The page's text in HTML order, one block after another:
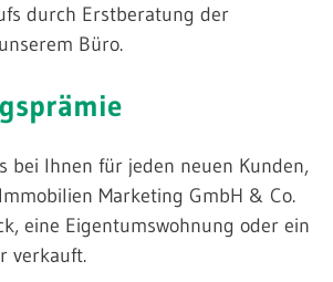
durch Erstberatung der
Büro.
bei Ihnen für jeden neuen Kunden,
Marketing GmbH & Co.
eine Eigentumswohnung oder ein
verkauft.